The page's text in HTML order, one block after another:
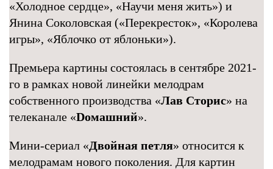
«Холодное сердце», «Научи меня жить») и
Янина Соколовская («Перекресток», «Королева
игры», «Яблочко от яблоньки»).
Премьера картины состоялась в сентябре 2021-
го в рамках новой линейки мелодрам
собственного производства «Лав Сторис» на
телеканале «Dомашний».
Мини-сериал «Двойная петля» относится к
мелодрамам нового поколения. Для картин